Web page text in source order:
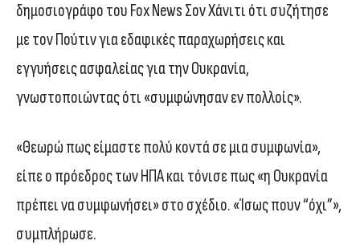
δημοσιογράφο του Fox News Σον Χάνιτι ότι συζήτησε
με τον Πούτιν για εδαφικές παραχωρήσεις και
εγγυήσεις ασφαλείας για την Ουκρανία,
γνωστοποιώντας ότι «συμφώνησαν εν πολλοίς».
«Θεωρώ πως είμαστε πολύ κοντά σε μια συμφωνία»,
είπε ο πρόεδρος των ΗΠΑ και τόνισε πως «η Ουκρανία
πρέπει να συμφωνήσει» στο σχέδιο. «Ίσως πουν “όχι”»,
συμπλήρωσε.